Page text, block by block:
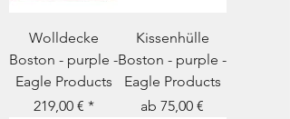
Wolldecke
Boston - purple -
Eagle Products
Preis
219,00 €
Kissenhülle
Boston - purple -
Eagle Products
ab 75,00 €
Sale-Preis